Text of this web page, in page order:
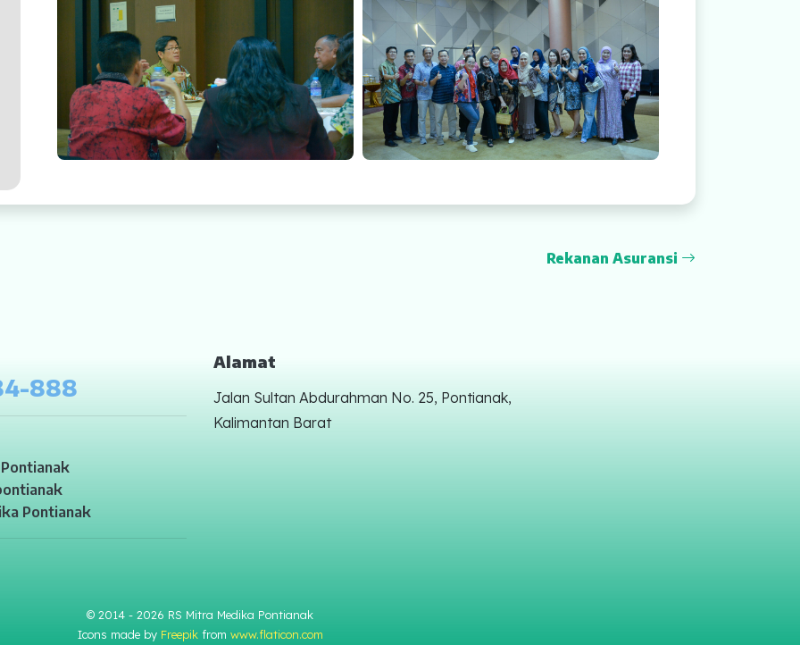
Rekanan Asuransi
888
Pontianak
Alamat
Jalan Sultan Abdurahman No. 25, Pontianak,
Kalimantan Barat
© 2014 - 2026 RS Mitra Medika Pontianak
Icons made by Freepikfrom www.flaticon.com